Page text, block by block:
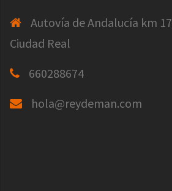
Autovía de Andalucía km
Ciudad Real
660288674
hola@reydeman.com